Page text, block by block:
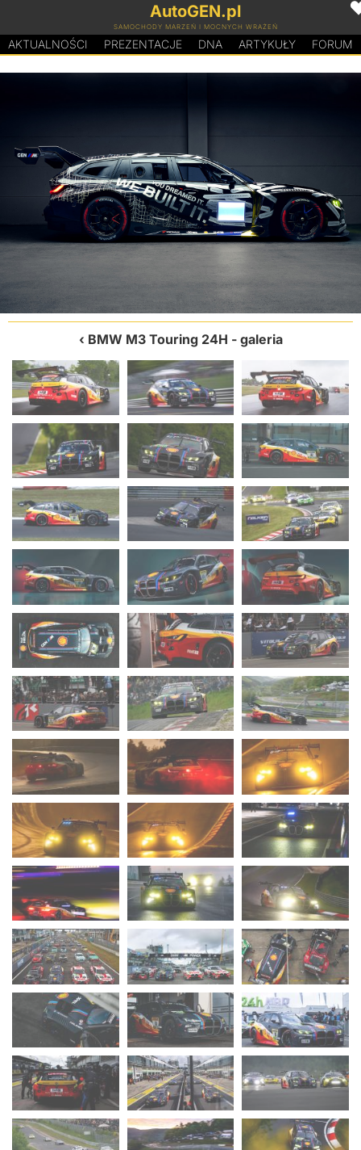
AutoGEN.pl
SAMOCHODY MARZEŃ I MOCNYCH WRAŻEŃ
AKTUALNOŚCI PREZENTACJE DNA ARTYKUŁY FORUM
BMW M3 Touring 24H - galeria